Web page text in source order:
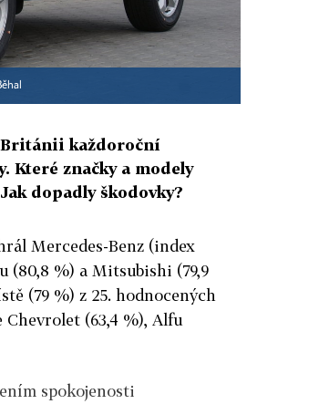
Británii každoroční
Které značky a modely
dopadly škodovky?
Mercedes-Benz (index
(80,8 %) a Mitsubishi (79,9
(79 %) z 25. hodnocených
Chevrolet (63,4 %), Alfu
spokojenosti